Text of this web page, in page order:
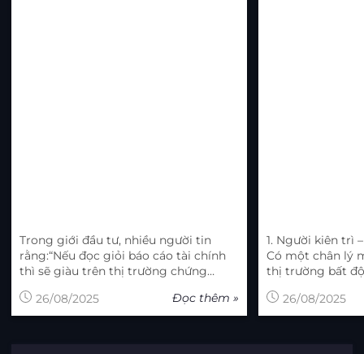
Trong giới đầu tư, nhiều người tin
rằng:“Nếu đọc giỏi báo cáo tài chính
thì sẽ giàu trên thị trường chứng
làm kế toán đã trở thành những nhà
đầu tư thành công nhất, và các
26/08/2025 Đọc thêm »
1. Người kiên trì
Có một chân lý
thị trường bất
kiên nhẫn,
chiến
26/08/2025